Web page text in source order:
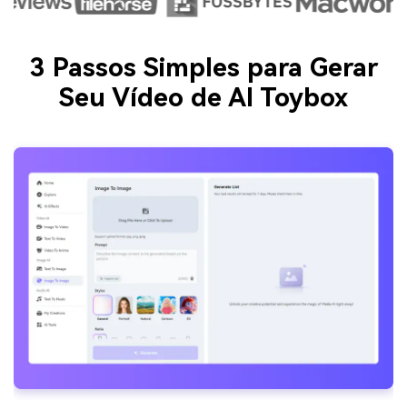
3 Passos Simples para Gerar
Seu Vídeo de AI Toybox